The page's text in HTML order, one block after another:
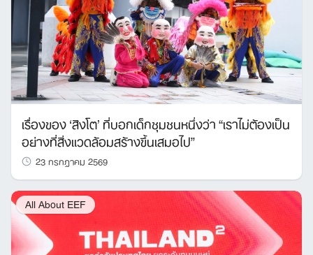
เรื่องของ ‘สิงโต’ ที่บอกเด็กชุมชนหนึ่งว่า “เราไม่ต้องเป็น
อย่างที่สิ่งแวดล้อมสร้างขึ้นเสมอไป”
23 กรกฎาคม 2569
All About EEF